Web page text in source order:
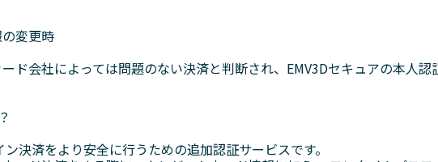
変更時
ド会社によっては問題のない決済と判断され、EMV3Dセキュアの本人
決済をより安全に行うための追加認証サービスです。